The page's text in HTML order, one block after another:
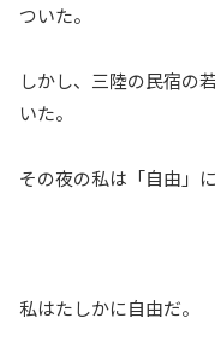
ついた。
しかし、三陸の民宿の
いた。
その夜の私は「自由」
私はたしかに自由だ。